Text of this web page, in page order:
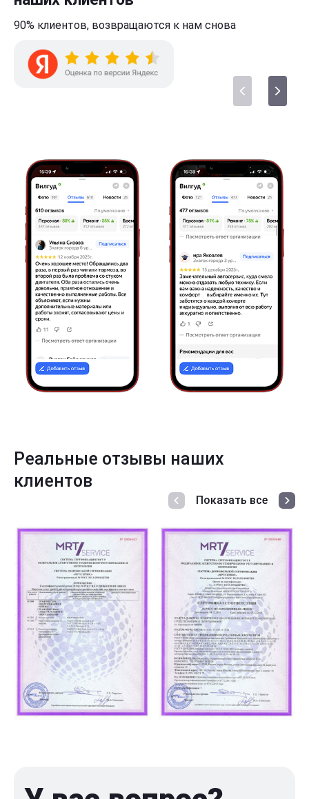
90% клиентов, возвращаются к нам снова
Реальные отзывы наших
клиентов
Показать все